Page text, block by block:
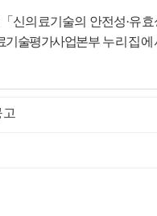
「 신의료기술의 안전성·유효
기술평가사업본부 누리집에